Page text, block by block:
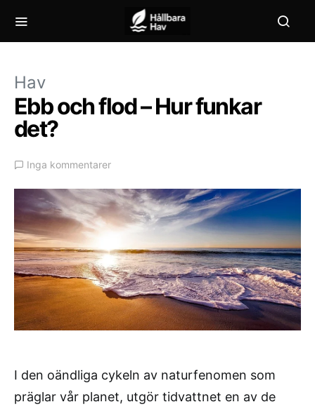
Hav
Ebb och flod – Hur funkar
det?
Inga kommentarer
I den oändliga cykeln av naturfenomen som
präglar vår planet, utgör tidvattnet en av de